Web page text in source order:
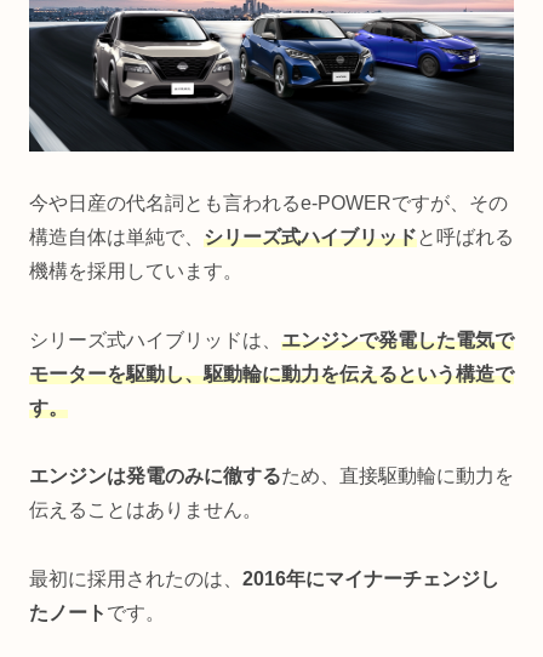
今や日産の代名詞とも言われるe-POWERですが、その
構造自体は単純で、 シリーズ式ハイブリッドと呼ばれる
機構を採用しています。
シリーズ式ハイブリッドは、 エンジンで発電した電気で
モーターを駆動し、駆動輪に動力を伝えるという構造で
す。
エンジンは発電のみに徹するため、直接駆動輪に動力を
伝えることはありません。
最初に採用されたのは、 2016年にマイナーチェンジし
たノート です。